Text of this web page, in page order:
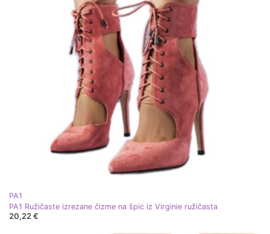
PA1
PA1 Ružičaste izrezane čizme na špic iz Virginie ružičasta
20,22 €